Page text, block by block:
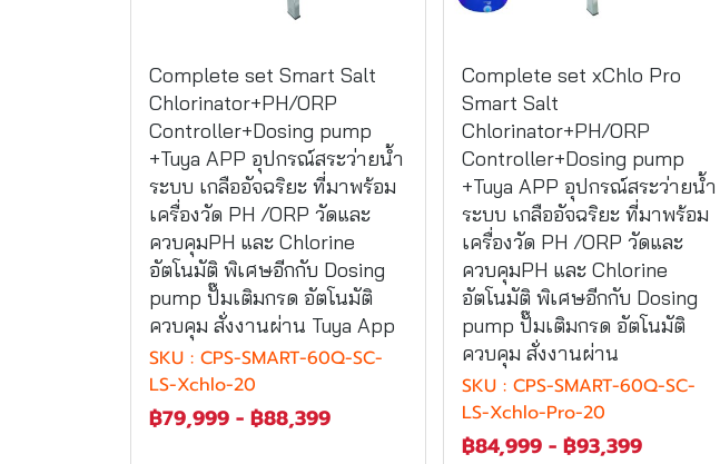
Complete set Smart Salt
Chlorinator+PH/ORP
Controller+Dosing pump
+Tuya APP อุปกรณ์สระว่ายน้ำ
ระบบ เกลืออัจฉริยะ ที่มาพร้อม
เครื่องวัด PH /ORP วัดและ
ควบคุมPH และ Chlorine
อัตโนมัติ พิเศษอีกกับ Dosing
pump ปั๊มเติมกรด อัตโนมัติ
ควบคุม สั่งงานผ่าน Tuya App
SKU : CPS-SMART-60Q-SC-
LS-Xchlo-20
฿79,999 - ฿88,399
Complete set xChlo Pro
Smart Salt
Chlorinator+PH/ORP
Controller+Dosing pump
+Tuya APP อุปกรณ์สระว่ายน้ำ
ระบบ เกลืออัจฉริยะ ที่มาพร้อม
เครื่องวัด PH /ORP วัดและ
ควบคุมPH และ Chlorine
อัตโนมัติ พิเศษอีกกับ Dosing
pump ปั๊มเติมกรด อัตโนมัติ
ควบคุม สั่งงานผ่าน
SKU : CPS-SMART-60Q-SC-
LS-Xchlo-Pro-20
฿84,999 -฿93,399